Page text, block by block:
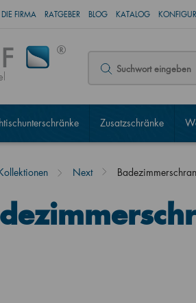
DIE FIRMA RATGEBER BLOG KATALOG
Zusatzschränke
Next